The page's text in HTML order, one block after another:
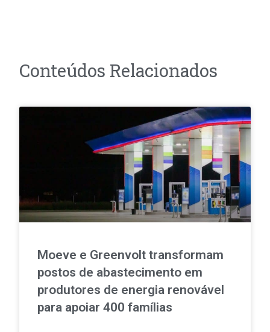
Conteúdos Relacionados
Moeve e Greenvolt transformam
postos de abastecimento em
produtores de energia renovável
para apoiar 400 famílias